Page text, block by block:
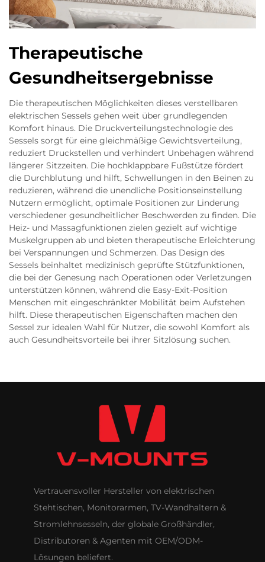
Therapeutische
Gesundheitsergebnisse
Die therapeutischen Möglichkeiten dieses verstellbaren
elektrischen Sessels gehen weit über grundlegenden
Komfort hinaus. Die Druckverteilungstechnologie des
Sessels sorgt für eine gleichmäßige Gewichtsverteilung,
reduziert Druckstellen und verhindert Unbehagen während
längerer Sitzzeiten. Die hochklappbare Fußstütze fördert
die Durchblutung und hilft, Schwellungen in den Beinen zu
reduzieren, während die unendliche Positionseinstellung
Nutzern ermöglicht, optimale Positionen zur Linderung
verschiedener gesundheitlicher Beschwerden zu finden. Die
Heiz- und Massagfunktionen zielen gezielt auf wichtige
Muskelgruppen ab und bieten therapeutische Erleichterung
bei Verspannungen und Schmerzen. Das Design des
Sessels beinhaltet medizinisch geprüfte Stützfunktionen,
die bei der Genesung nach Operationen oder Verletzungen
unterstützen können, während die Easy-Exit-Position
Menschen mit eingeschränkter Mobilität beim Aufstehen
hilft. Diese therapeutischen Eigenschaften machen den
Sessel zur idealen Wahl für Nutzer, die sowohl Komfort als
auch Gesundheitsvorteile bei ihrer Sitzlösung suchen.
Vertrauensvoller Hersteller von elektrischen
Stehtischen, Monitorarmen, TV-Wandhaltern &
Stromlehnsesseln, der globale Großhändler,
Distributoren & Agenten mit OEM/ODM-
Lösungen beliefert.